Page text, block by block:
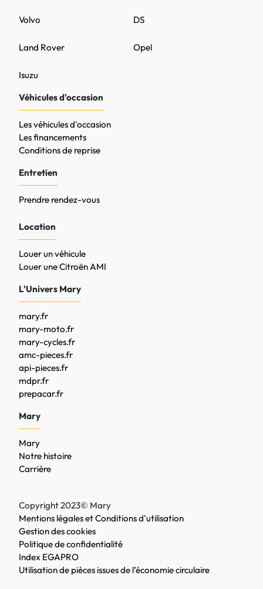
DS
Opel
Volvo
Land Rover
Isuzu
Véhicules d'occasion
Les véhicules d'occasion
Les financements
Conditions de reprise
Entretien
Prendre rendez-vous
Location
Louer un véhicule
Louer une Citroën AMI
L'Univers Mary
mary.fr
mary-moto.fr
mary-cycles.fr
amc-pieces.fr
api-pieces.fr
mdpr.fr
prepacar.fr
Mary
Mary
Notre histoire
Carrière
Copyright 2023© Mary
Mentions légales et Conditions d'utilisation
Gestion des cookies
Politique de confidentialité
Index EGAPRO
Utilisation de pièces issues de l’économie circulaire